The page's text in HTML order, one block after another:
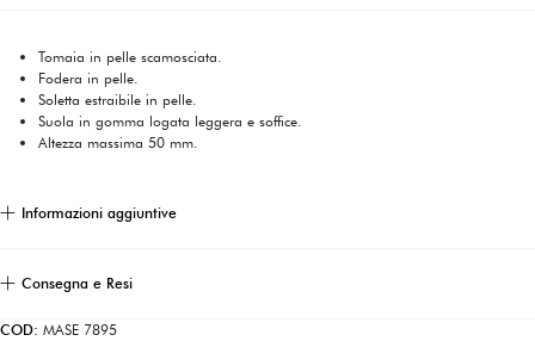
COD: MASE 7895
Tomaia in pelle scamosciata.
Fodera in pelle.
Soletta estraibile in pelle.
Suola in gomma logata leggera e soffice.
Altezza massima 50 mm.
Informazioni aggiuntive
Consegna e Resi